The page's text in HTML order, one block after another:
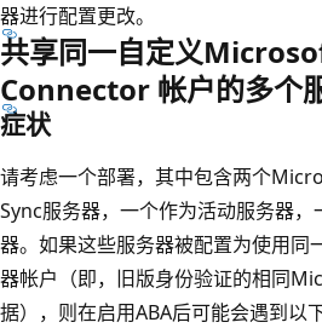
器进行配置更改。
共享同一自定义
Connector 帐户的多个
症状
请考虑一个部署，其中包含两个
Sync服务器，一个作为活动服务器
器。如果这些服务器被配置为使用
器帐户（即，旧版身份验证的相同
据），则在启用ABA后可能会遇到以